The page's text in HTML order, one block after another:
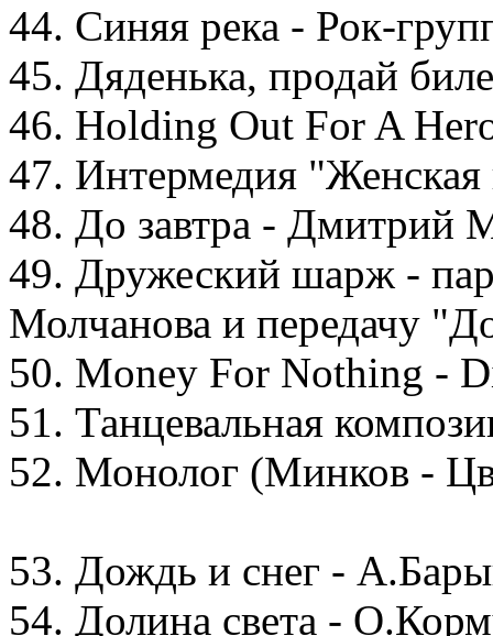
44. Синяя река - Рок-
45. Дяденька, продай
46. Holding Out For A
47. Интермедия
48. До завтра - Дмитрий
49. Дружеский шарж -
Молчанова и передачу
50. Money For Nothing -
51. Танцевальная
52. Монолог (Минков -
53. Дождь и снег -
54. Долина света -